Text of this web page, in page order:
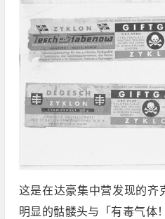
这是在达豪集中营发现的齐
明显的骷髅头与「有毒气体